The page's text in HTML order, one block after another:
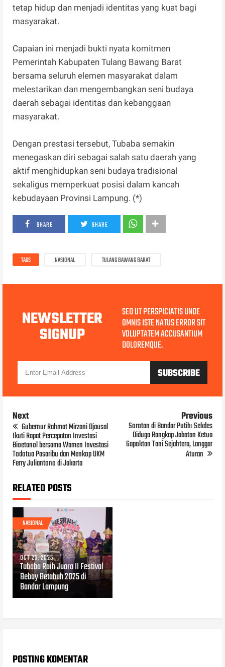
tetap hidup dan menjadi identitas yang kuat bagi
masyarakat.
Capaian ini menjadi bukti nyata komitmen
Pemerintah Kabupaten Tulang Bawang Barat
bersama seluruh elemen masyarakat dalam
melestarikan dan mengembangkan seni budaya
daerah sebagai identitas dan kebanggaan
masyarakat.
Dengan prestasi tersebut, Tubaba semakin
menegaskan diri sebagai salah satu daerah yang
aktif menghidupkan seni budaya tradisional
sekaligus memperkuat posisi dalam kancah
kebudayaan Provinsi Lampung. (*)
SHARE SHARE
TAGS NASIONAL TULANG BAWANG BARAT
NEWSLETTER
SIGNUP
SED UT PERSPICIATIS UNDE
OMNIS ISTE NATUS ERROR SIT
VOLUPTATEM ACCUSANTIUM
DOLOREMQUE.
Next
Gubernur Rahmat Mirzani Djausal
Ikuti Rapat Percepatan Investasi
Bioetanol bersama Wamen Investasi
Todotua Pasaribu dan Menkop UKM
Ferry Juliantono di Jakarta
Previous
Sorotan di Bandar Putih: Sekdes
Diduga Rangkap Jabatan Ketua
Gapoktan Tani Sejahtera, Langgar
Aturan
RELATED POSTS
NASIONAL
OCT 23, 2025
Tubaba Raih Juara II Festival
Bebay Betabuh 2025 di
Bandar Lampung
POSTING KOMENTAR